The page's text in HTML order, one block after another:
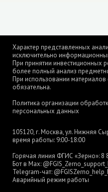
Характер представленных
исключительно
При принятии
более полный анализ
При использовании материалов
обязательна.
Политика организации
персональных данных
105120, г. Москва, ул. Нижняя
время работы: 9:00-18:00
Горячая линия ФГИС «Зерно»: 8
Бот в Max:
Telegram-чат:
Аварийный режим работы